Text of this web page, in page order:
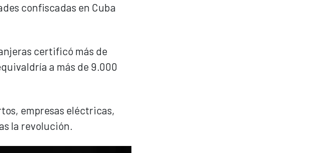
confiscadas en Cuba
certificó más de
a más de 9.000
empresas eléctricas,
la revolución.